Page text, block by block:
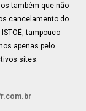
também que não
cancelamento do
tampouco
apenas pelo
sites.